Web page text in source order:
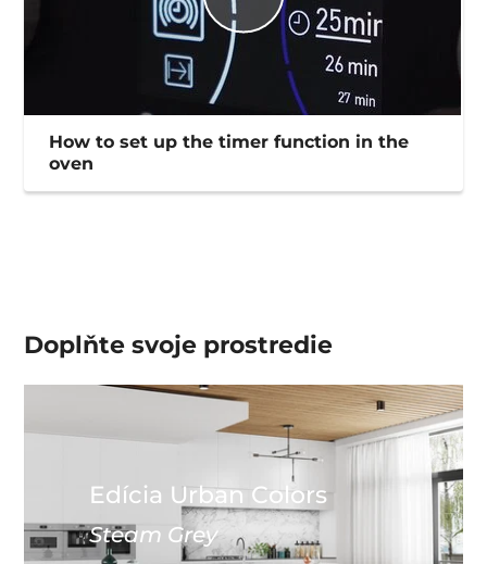
How to set up the timer function in the
oven
Doplňte svoje prostredie
Edícia Urban Colors
Steam Grey